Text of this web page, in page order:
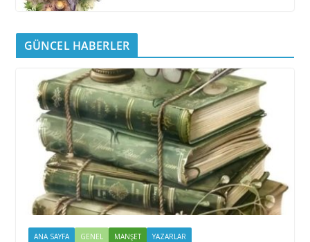
GÜNCEL HABERLER
ANA SAYFA GENEL MANŞET YAZARLAR